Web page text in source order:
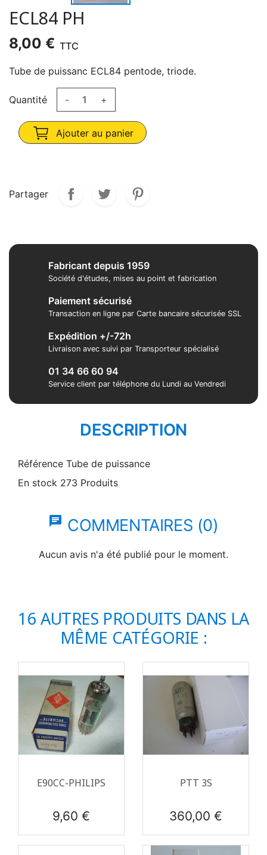
ECL84 PH
8,00 € TTC
Tube de puissanc ECL84 pentode, triode.
Quantité - +
Ajouter au panier
Partager
Fabricant depuis 1959
Société d'études, mises au point et fabrication
Paiement sécurisé
Transaction en ligne par Carte bancaire sécurisée SSL
Expédition +/-72h
Livraison avec suivi par Transporteur spécialisé
01 34 66 60 94
Service client par téléphone du Lundi au Vendredi
DESCRIPTION
Référence Tube de puissance
En stock 273 Produits
chat COMMENTAIRES (0)
Aucun avis n'a été publié pour le moment.
16 AUTRES PRODUITS DANS LA
MÊME CATÉGORIE :
E90CC-PHILIPS
Prix
9,60 €
PTT 3S
Prix
360,00 €